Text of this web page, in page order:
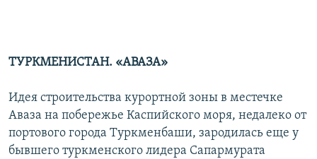
ТУРКМЕНИСТАН. «АВАЗА»
Идея строительства курортной зоны в местечке
Аваза на побережье Каспийского моря, недалеко от
портового города Туркменбаши, зародилась еще у
бывшего туркменского лидера Сапармурата